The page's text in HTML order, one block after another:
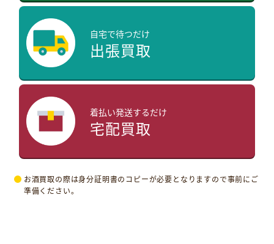
自宅で待つだけ
出張買取
着払い発送するだけ
宅配買取
お酒買取の際は身分証明書のコピーが必要となりますので事前にご
準備ください。